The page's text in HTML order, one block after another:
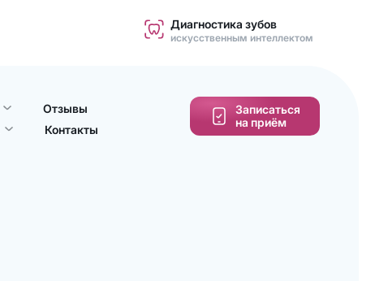
Диагностика зубов
искусственным интеллектом
Отзывы
Контакты
Записаться
на приём